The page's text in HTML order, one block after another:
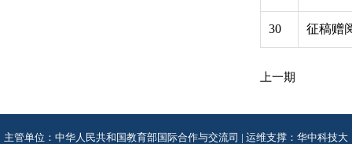
30 征稿赠
上一期
主管单位：中华人民共和国教育部国际合作与交流司 | 运维支撑：华中科技大